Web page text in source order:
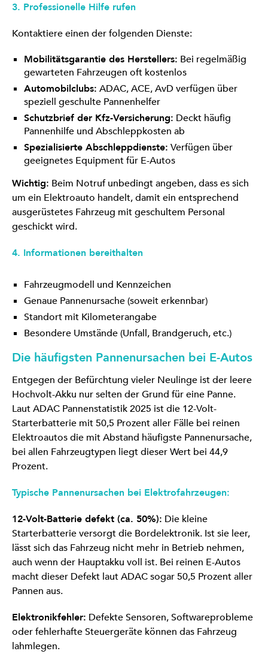
3. Professionelle Hilfe rufen
Kontaktiere einen der folgenden Dienste:
Mobilitätsgarantie des Herstellers: Bei regelmäßig
gewarteten Fahrzeugen oft kostenlos
Automobilclubs: ADAC, ACE, AvD verfügen über
speziell geschulte Pannenhelfer
Schutzbrief der Kfz-Versicherung: Deckt häufig
Pannenhilfe und Abschleppkosten ab
Spezialisierte Abschleppdienste: Verfügen über
geeignetes Equipment für E-Autos
Wichtig: Beim Notruf unbedingt angeben, dass es sich
um ein Elektroauto handelt, damit ein entsprechend
ausgerüstetes Fahrzeug mit geschultem Personal
geschickt wird.
4. Informationen bereithalten
Fahrzeugmodell und Kennzeichen
Genaue Pannenursache (soweit erkennbar)
Standort mit Kilometerangabe
Besondere Umstände (Unfall, Brandgeruch, etc.)
Die häufigsten Pannenursachen bei E-Autos
Entgegen der Befürchtung vieler Neulinge ist der leere
Hochvolt-Akku nur selten der Grund für eine Panne.
Laut ADAC Pannenstatistik 2025 ist die 12-Volt-
Starterbatterie mit 50,5 Prozent aller Fälle bei reinen
Elektroautos die mit Abstand häufigste Pannenursache,
bei allen Fahrzeugtypen liegt dieser Wert bei 44,9
Prozent.
Typische Pannenursachen bei Elektrofahrzeugen:
12-Volt-Batterie defekt (ca. 50%): Die kleine
Starterbatterie versorgt die Bordelektronik. Ist sie leer,
lässt sich das Fahrzeug nicht mehr in Betrieb nehmen,
auch wenn der Hauptakku voll ist. Bei reinen E-Autos
macht dieser Defekt laut ADAC sogar 50,5 Prozent aller
Pannen aus.
Elektronikfehler: Defekte Sensoren, Softwareprobleme
oder fehlerhafte Steuergeräte können das Fahrzeug
lahmlegen.